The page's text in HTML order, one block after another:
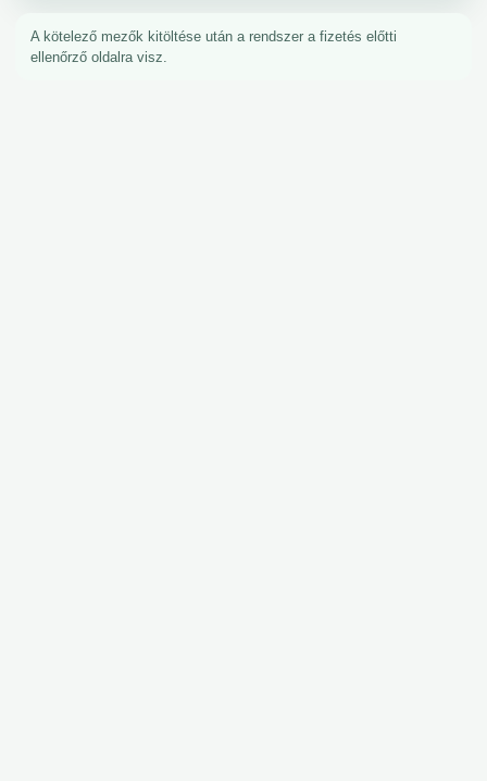
A kötelező mezők kitöltése után a rendszer a fizetés előtti
ellenőrző oldalra visz.